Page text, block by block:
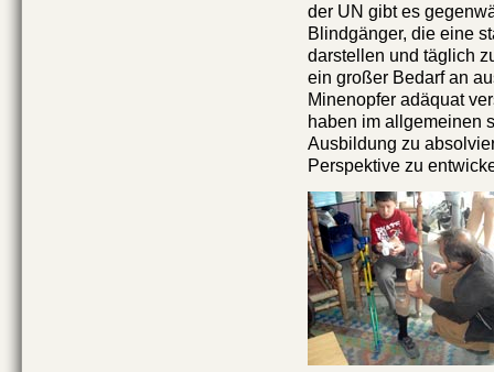
der UN gibt es
Blindgänger, die eine
darstellen und täglich
ein großer Bedarf an
Minenopfer adäquat
haben im allgemeinen
Ausbildung zu
Perspektive zu